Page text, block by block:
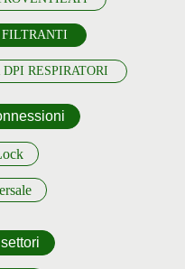
FILTRANTI
RESPIRATORI